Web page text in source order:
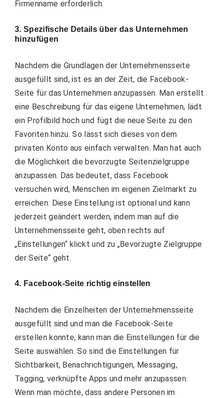
Firmenname erforderlich.
3. Spezifische Details über das Unternehmen
hinzufügen
Nachdem die Grundlagen der Unternehmensseite
ausgefüllt sind, ist es an der Zeit, die Facebook-
Seite für das Unternehmen anzupassen. Man erstellt
eine Beschreibung für das eigene Unternehmen, lädt
ein Profilbild hoch und fügt die neue Seite zu den
Favoriten hinzu. So lässt sich dieses von dem
privaten Konto aus einfach verwalten. Man hat auch
die Möglichkeit die bevorzugte Seitenzielgruppe
anzupassen. Das bedeutet, dass Facebook
versuchen wird, Menschen im eigenen Zielmarkt zu
erreichen. Diese Einstellung ist optional und kann
jederzeit geändert werden, indem man auf die
Unternehmensseite geht, oben rechts auf
„Einstellungen“ klickt und zu „Bevorzugte Zielgruppe
der Seite“ geht.
4. Facebook-Seite richtig einstellen
Nachdem die Einzelheiten der Unternehmensseite
ausgefüllt sind und man die Facebook-Seite
erstellen konnte, kann man die Einstellungen für die
Seite auswählen. So sind die Einstellungen für
Sichtbarkeit, Benachrichtigungen, Messaging,
Tagging, verknüpfte Apps und mehr anzupassen.
Wenn man möchte, dass andere Personen im